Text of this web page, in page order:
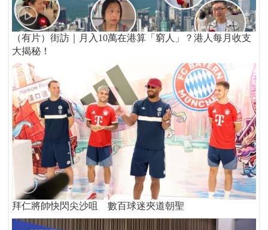
（有片）街訪｜月入10萬在港算「窮人」？港人每月收支
大揭秘！
拜仁將帥快閃尖沙咀 數百球迷夾道朝聖